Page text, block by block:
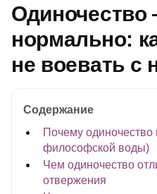
Одиночество
нормально:
не воевать с
Содержание
Почему одиночество
философской воды)
Чем одиночество
отвержения